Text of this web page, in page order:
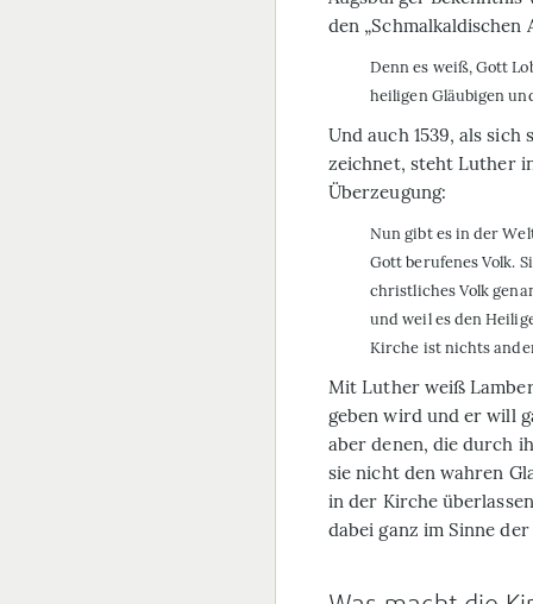
den „Schmalkaldischen
Denn es weiß, Gott
heiligen Gläubigen
Und auch 1539, als
zeich­net, steht Luther
Überzeugung:
Nun gibt es in der
Gott berufenes Volk.
christliches Volk
und weil es den
Kirche ist nichts
Mit Luther weiß
geben wird und er will
aber denen, die durch
sie nicht den wahren
in der Kirche
dabei ganz im Sinne